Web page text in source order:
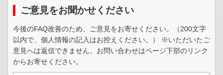
ご意見をお聞かせください
今後のFAQ改善のため、ご意見をお寄せください。（200文字
以内で、個人情報の記入はお控えください。） ※いただいたご
意見へは返信できません。お問い合わせはページ下部のリンク
からお寄せください。